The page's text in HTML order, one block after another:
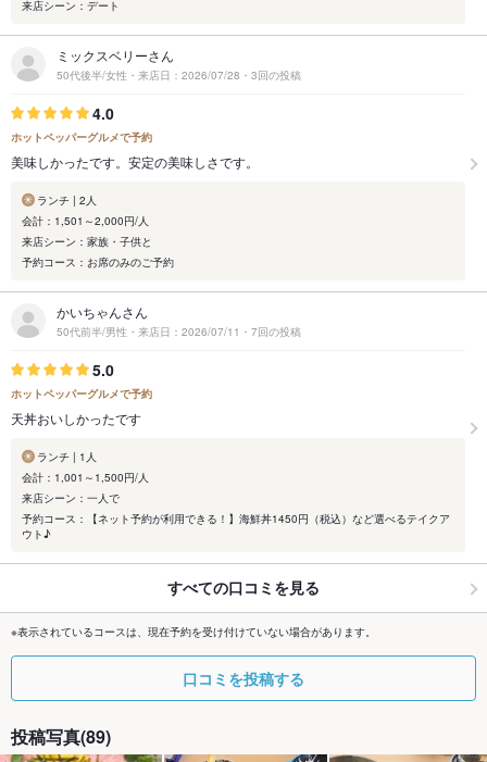
来店シーン：デート
ミックスベリーさん
50代後半/女性・来店日：2026/07/28・3回の投稿
4.0
ホットペッパーグルメで予約
美味しかったです。安定の美味しさです。
ランチ | 2人
会計：1,501～2,000円/人
来店シーン：家族・子供と
予約コース：お席のみのご予約
かいちゃんさん
50代前半/男性・来店日：2026/07/11・7回の投稿
5.0
ホットペッパーグルメで予約
天丼おいしかったです
ランチ | 1人
会計：1,001～1,500円/人
来店シーン：一人で
予約コース：【ネット予約が利用できる！】海鮮丼1450円（税込）など選べるテイクア
ウト♪
すべての口コミを見る
※表示されているコースは、現在予約を受け付けていない場合があります。
口コミを投稿する
投稿写真(89)